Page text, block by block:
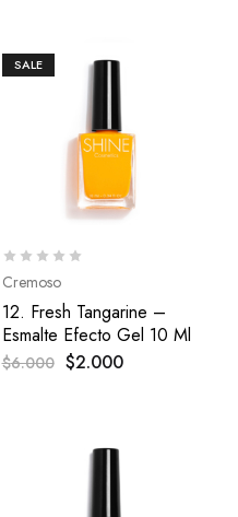
SALE
Cremoso
12. Fresh Tangarine –
Esmalte Efecto Gel 10 Ml
$6.000 $2.000